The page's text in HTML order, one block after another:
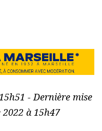
- Dernière mise
à 15h47